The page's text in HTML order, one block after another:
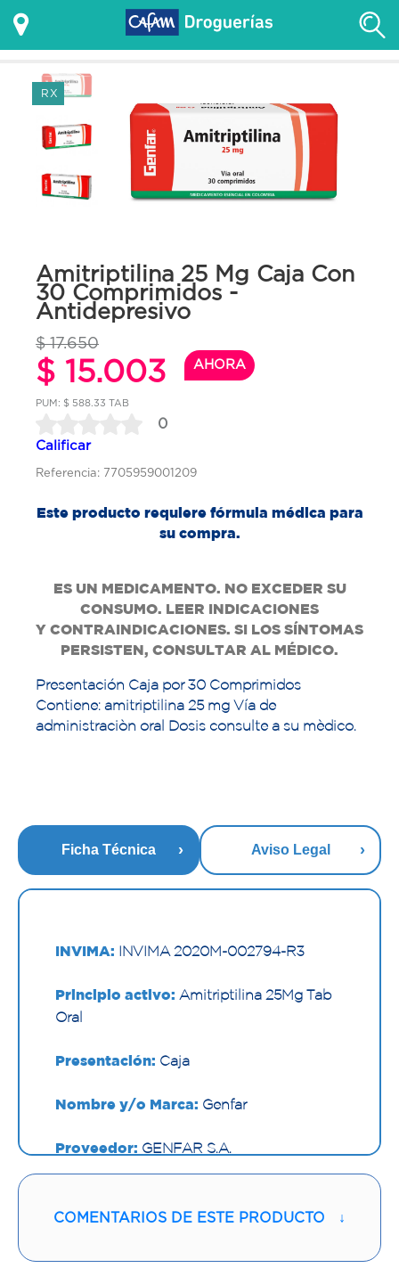
RX
Amitriptilina 25 Mg Caja Con
30 Comprimidos -
Antidepresivo
$ 17.650
$ 15.003 AHORA
PUM: $ 588.33 TAB
0
Calificar
Referencia: 7705959001209
Este producto requiere fórmula médica para
su compra.
ES UN MEDICAMENTO. NO EXCEDER SU
CONSUMO. LEER INDICACIONES
Y CONTRAINDICACIONES. SI LOS SÍNTOMAS
PERSISTEN, CONSULTAR AL MÉDICO.
Presentación Caja por 30 Comprimidos
Contiene: amitriptilina 25 mg Vía de
administraciòn oral Dosis consulte a su mèdico.
Ficha Técnica Aviso Legal
INVIMA: INVIMA 2020M-002794-R3
Principio activo: Amitriptilina 25Mg Tab
Oral
Presentación: Caja
Nombre y/o Marca: Genfar
Proveedor: GENFAR S.A.
COMENTARIOS DE ESTE PRODUCTO ↓